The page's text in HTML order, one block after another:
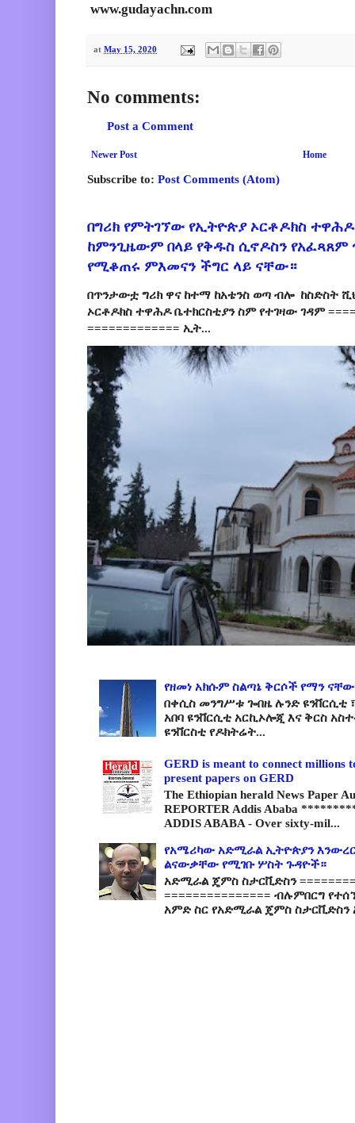
www.gudayachn.com
at May 15, 2020
No comments:
Post a Comment
Newer Post Home
Subscribe to: Post Comments (Atom)
በግሪክ የምትገኘው የኢትዮጵያ ኦርቶዶክስ
ከምንጊዜውም በላይ የቅዱስ ሲኖዶስን የአፈጻጸም
የሚቆጠሩ ምእመናን ችግር ላይ ናቸው።
በጥንታውቷ ግሪክ ዋና ከተማ ከአቴንስ ወጣ ብሎ ከስድስት
ኦርቶዶክስ ተዋሕዶ ቤተክርስቲያን ስም የተገዛው ገዳም
============= ኢት...
የዘመነ አክሱም ስልጣኔ ቅርሶች የማን
በቀሲስ መንግሥቱ ጐበዜ ሉንድ ዩንቨርሲቲ
አበባ ዩንቨርሲቲ አርኪኦሎጂ እና ቅርስ
ዩንቨርስቲ የዶክትሬት...
GERD is meant to connect millions
present papers on GERD
The Ethiopian herald News Paper
REPORTER Addis Ababa
ADDIS ABABA - Over sixty-mil...
የአሜሪካው አድሚራል ኢትዮጵያን
ልናውቃቸው የሚገቡ ሦስት ጉዳዮች።
አድሚራል ጄምስ ስታርቪድስን
=============== ብሉምበርግ
አምድ ስር የአድሚራል ጄምስ ስታርቪድስን